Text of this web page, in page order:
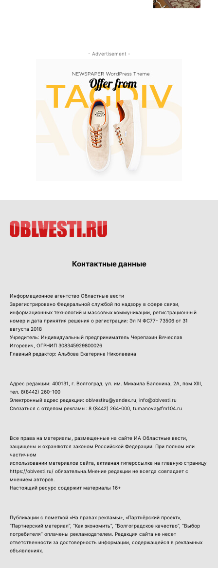
- Advertisement -
Контактные данные
Информационное агентство Областные вести
Зарегистрировано Федеральной службой по надзору в сфере связи,
информационных технологий и массовых коммуникации, регистрационный
номер и дата принятия решения о регистрации: Эл N ФС77- 73506 от 31
августа 2018
Учредитель: Индивидуальный предприниматель Черепахин Вячеслав
Игоревич, ОГРНИП 308345929800026
Главный редактор: Альбова Екатерина Николаевна
Адрес редакции: 400131, г. Волгоград, ул. им. Михаила Балонина, 2А, пом XIII,
тел. 8(8442) 260-100
Электронный адрес редакции: oblvestiru@yandex.ru, info@oblvesti.ru
Связаться с отделом рекламы: 8 (8442) 264-000 , tumanova@fm104.ru
Все права на материалы, размещенные на сайте ИА Областные вести,
защищены и охраняются законом Российской Федерации. При полном или
частичном
использовании материалов сайта, активная гиперссылка на главную страницу
https://oblvesti.ru/ обязательна.Мнение редакции не всегда совпадает с
мнением авторов.
Настоящий ресурс содержит материалы 16+
Публикации с пометкой «На правах рекламы», «Партнёрский проект»,
“Партнерский материал”, “Как экономить”, “Волгоградское качество”, “Выбор
потребителя” оплачены рекламодателем. Редакция сайта не несет
ответственности за достоверность информации, содержащейся в рекламных
объявлениях.